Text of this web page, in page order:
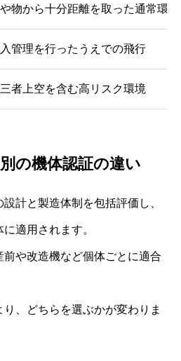
物から十分距離を取った通常環境
管理を行ったうえでの飛行
者上空を含む高リスク環境
の機体認証の違い
計と製造体制を包括評価し、
適用されます。
や改造機など個体ごとに適合
、どちらを選ぶかが変わりま